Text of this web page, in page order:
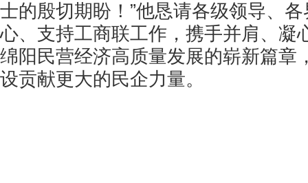
士的殷切期盼！”他恳请各级领导、
心、支持工商联工作，携手并肩、凝
绵阳民营经济高质量发展的崭新篇章
设贡献更大的民企力量。